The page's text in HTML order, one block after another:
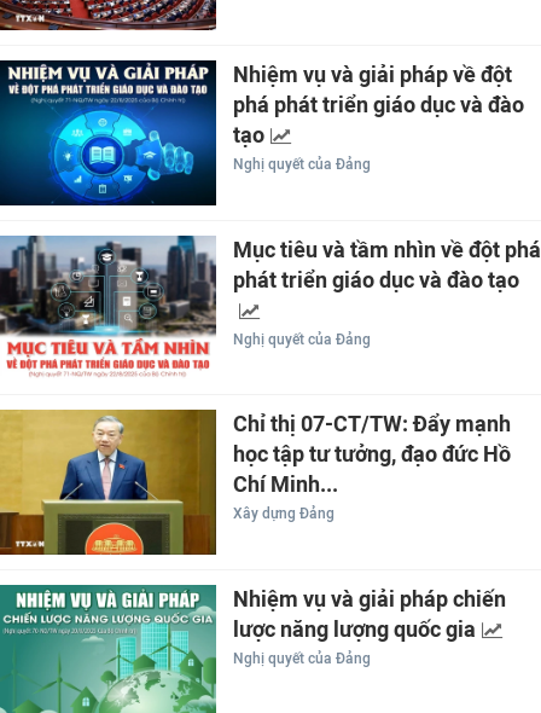
Nhiệm vụ và giải pháp về đột
phá phát triển giáo dục và đào
tạo
Nghị quyết của Đảng
Mục tiêu và tầm nhìn về đột phá
phát triển giáo dục và đào tạo
Nghị quyết của Đảng
Chỉ thị 07-CT/TW: Đẩy mạnh
học tập tư tưởng, đạo đức Hồ
Chí Minh...
Xây dựng Đảng
Nhiệm vụ và giải pháp chiến
lược năng lượng quốc gia
Nghị quyết của Đảng